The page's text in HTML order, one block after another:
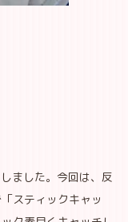
ました。今回は、反
スティックキャッ